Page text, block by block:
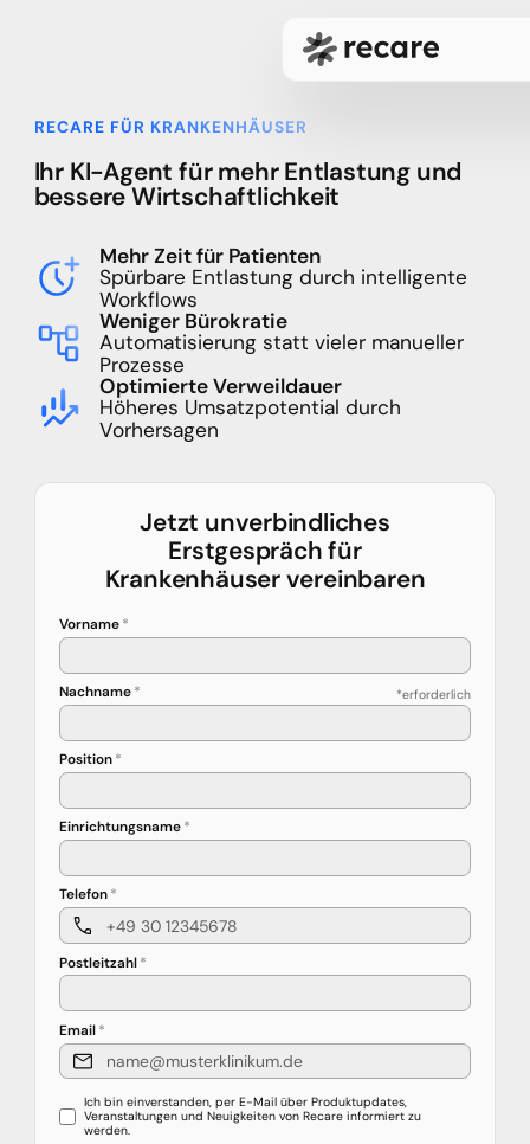
RECARE FÜR KRANKENHÄUSER
Ihr KI-Agent für mehr Entlastung und
bessere Wirtschaft­lichkeit
Mehr Zeit für Patienten
Spürbare Entlastung durch intelligente
Workflows
Weniger Bürokratie
Automatisierung statt vieler manueller
Prozesse
Optimierte Verweildauer
Höheres Umsatzpotential durch
Vorhersagen
Jetzt unverbindliches
Erstgespräch für
Krankenhäuser vereinbaren
Vorname*
Nachname* *erforderlich
Position*
Einrichtungsname*
Telefon*
Postleitzahl*
Email*
Ich bin einverstanden, per E-Mail über Produktupdates,
Veranstaltungen und Neuigkeiten von Recare informiert zu
werden.